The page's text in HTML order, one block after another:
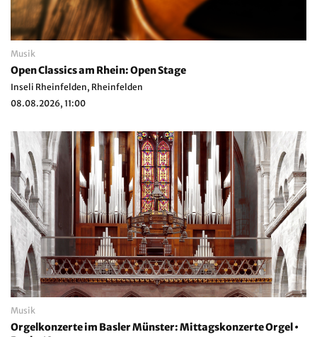
Musik
Open Classics am Rhein: Open Stage
Inseli Rheinfelden, Rheinfelden
08.08.2026, 11:00
Musik
Orgelkonzerte im Basler Münster: Mittagskonzerte Orgel •